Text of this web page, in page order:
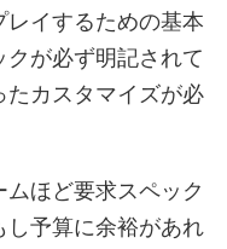
イするための基本
が必ず明記されて
たカスタマイズが必
ほど要求スペック
し予算に余裕があれ